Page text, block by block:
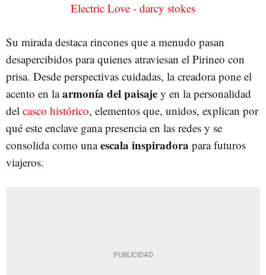
Electric Love - darcy stokes
Su mirada destaca rincones que a menudo pasan
desapercibidos para quienes atraviesan el Pirineo con
prisa. Desde perspectivas cuidadas, la creadora pone el
acento en laarmonía del paisaje y en la personalidad
del casco histórico, elementos que, unidos, explican por
qué este enclave gana presencia en las redes y se
consolida como unaescala inspiradora para futuros
viajeros.